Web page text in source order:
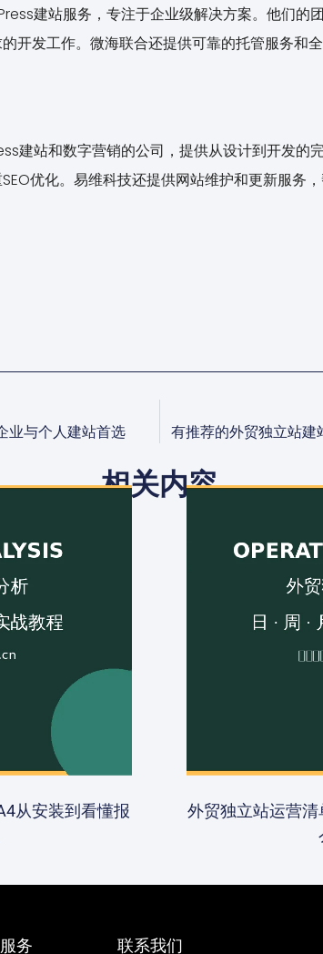
建站服务，专注于企业级解决方案。他们的
开发工作。微海联合还提供可靠的托管服务和
建站和数字营销的公司，提供从设计到开发的
优化。易维科技还提供网站维护和更新服务
业与个人建站首选
有推荐的外贸独立站建
相关内容
从安装到看懂报
外贸独立站运营
务 联系我们